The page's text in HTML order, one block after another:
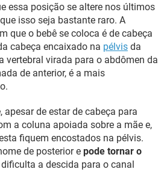
essa posição se altere nos últimos
isso seja bastante raro. A
que o bebê se coloca é de cabeça
cabeça encaixado na pélvis da
vertebral virada para o abdômen da
de anterior, é a mais
apesar de estar de cabeça para
a coluna apoiada sobre a mãe e,
fiquem encostados na pélvis.
de posterior e pode tornar o
a descida para o canal